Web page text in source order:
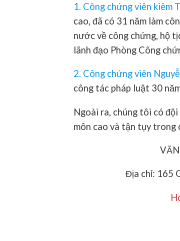
1. Công chứng viên kiêm
cao, đã có 31 năm làm
nước về công chứng, hộ
lãnh đạo Phòng Công
2. Công chứng viên
công tác pháp luật 30
Ngoài ra, chúng tôi có
môn cao và tận tụy trong
Địa chỉ: 165